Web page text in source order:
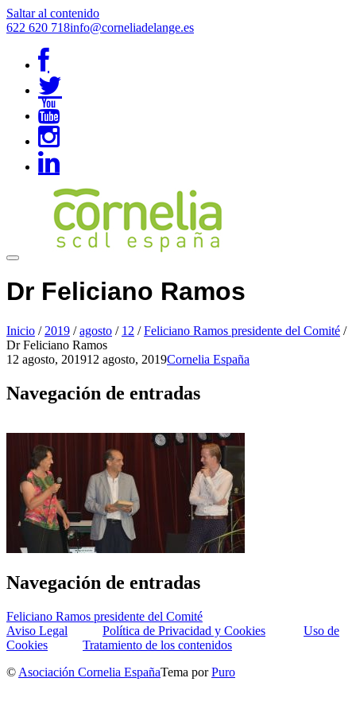
Saltar al contenido
622 620 718info@corneliadelange.es
Dr Feliciano Ramos
Inicio / 2019 / agosto / 12 / Feliciano Ramos presidente del Comité /
Dr Feliciano Ramos
12 agosto, 201912 agosto, 2019Cornelia España
Navegación de entradas
Navegación de entradas
Feliciano Ramos presidente del Comité
Aviso Legal
Política de Privacidad y Cookies
Uso de
Cookies
Tratamiento de los contenidos
© Asociación Cornelia EspañaTema porPuro